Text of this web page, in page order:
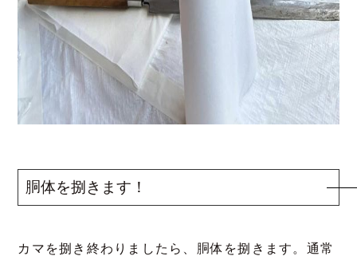
胴体を捌きます！
カマを捌き終わりましたら、胴体を捌きます。通常